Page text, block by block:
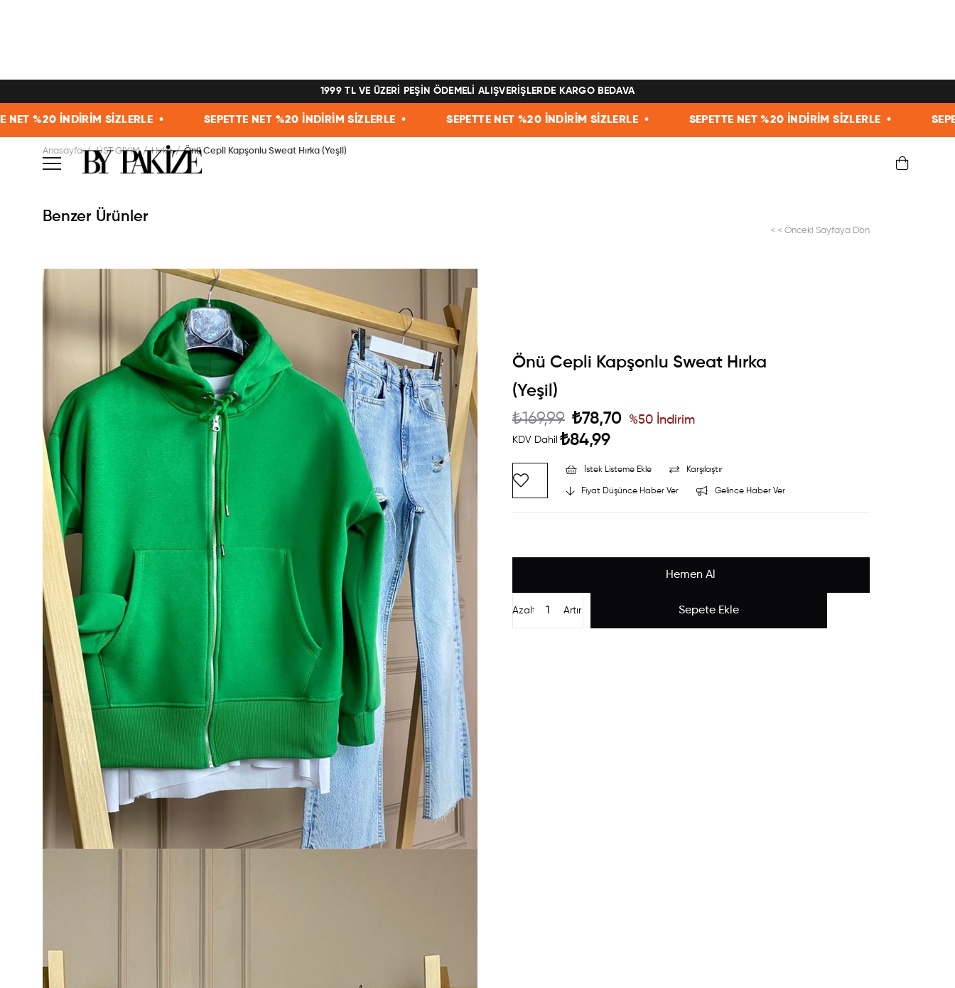
1999 TL VE ÜZERİ PEŞİN ÖDEMELİ ALIŞVERİŞLERDE KARGO BEDAVA
SİZLERLE • SEPETTE NET %20 İNDİRİM SİZLERLE • SEPETTE NET %20 İNDİRİM SİZLERLE • SEPETTE NET %20 İNDİRİM SİZLERLE • SEPETTE NET %20
Anasayfa ÜST GİYİM Hırka Önü Cepli Kapşonlu Sweat Hırka (Yeşil)
< < Önceki Sayfaya Dön
Benzer Ürünler
Önü Cepli Kapşonlu Sweat Hırka
(Yeşil)
₺169,99 ₺78,70
KDV Dahil ₺84,99
%50İndirim
İstek Listeme Ekle Karşılaştır
Fiyat Düşünce Haber Ver Gelince Haber Ver
Artır
Azalt